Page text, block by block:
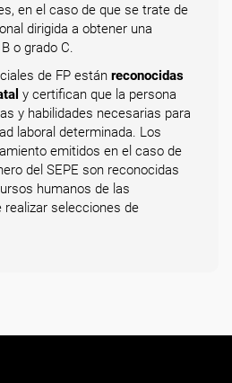
en el caso de que se trate de
dirigida a obtener una
o grado C.
de FP están reconocidas
y certifican que la persona
y habilidades necesarias para
laboral determinada. Los
emitidos en el caso de
del SEPE son reconocidas
humanos de las
selecciones de